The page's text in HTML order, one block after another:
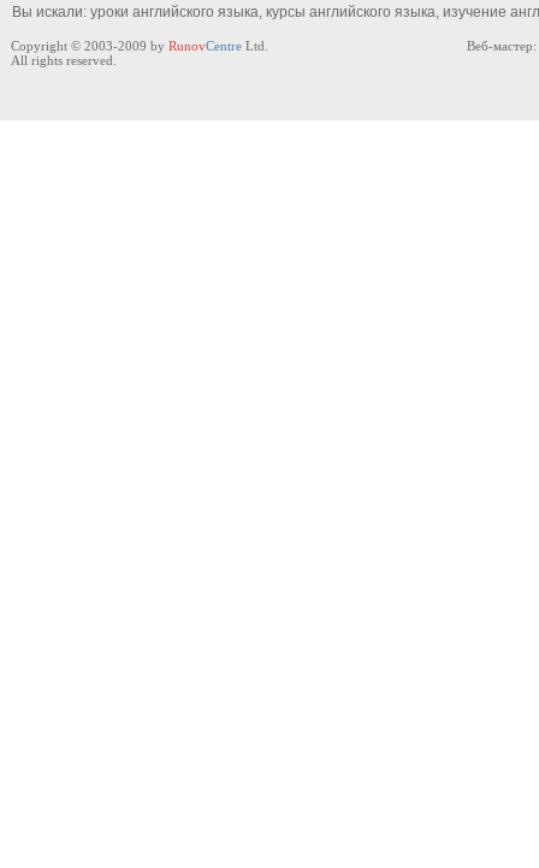
Вы искали: уроки английского языка, курсы английского языка, изучение
Copyright © 2003-2009 by RunovCentre Ltd.
All rights reserved.
Веб-мастер: